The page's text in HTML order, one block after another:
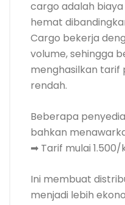
cargo adalah
hemat
Cargo bekerja
volume, sehingga
menghasilkan tarif
rendah.
Beberapa
bahkan
➡ Tarif mulai
Ini membuat
menjadi lebih